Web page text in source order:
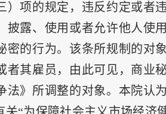
）项的规定，违反约定或者
披露、使用或者允许他人使
密的行为。该条所规制的对
者其雇员，由此可见，商业
法》所调整的对象。本院认